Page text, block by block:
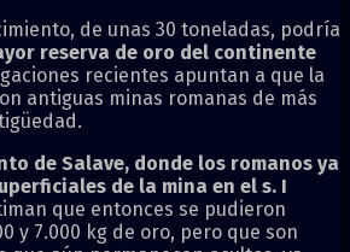
de unas 30 toneladas, podría
reserva de oro del continente
recientes apuntan a que la
antiguas minas romanas de más
de Salave, donde los romanos ya
de la mina en el s. I
que entonces se pudieron
y 7.000 kg de oro, pero que son